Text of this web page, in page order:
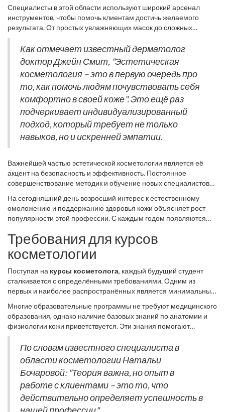
молодость. Эта сфера объединяет методики ухода за кожей,
омолаживающие процедуры и корректировку косметических
недостатков. В отличие от медицине традиционной,
безболезненных процедур с коротким периодом
восстановления.
Специалисты в этой области используют широкий арсенал
инструментов, чтобы помочь клиентам достичь желаемого
результата. От простых увлажняющих масок до сложных
лазерных процедур – возможности почти безграничны. Важно
понимать, что наряду с техническими приемами здесь играет
роль и художественное мастерство. Косметолог должен
чувствовать клиента, его особенности и даже психологические
аспекты. Не зря говорят, что истинный мастер не только делает
людей красивыми, но и дарит уверенность в себе.
Как отмечает известный дерматолог
доктор Джейн Смит, "Эстетическая
косметология – это в первую очередь про
то, как помочь людям почувствовать себя
комфортно в своей коже". Это ещё раз
подчеркивает индивидуализированный
подход, который требует не только
навыков, но и искренней эмпатии.
Важнейшей частью эстетической косметологии является её
акцент на безопасность и эффективность. Постоянное
совершенствование методик и обучение новых специалистов
курсы и мастер-классы позволяют косметологам быть в курсе
современных тенденций и технологий. Независимо от вашего
медицинского образования, уважение к таким стандартам
является ключевым фактором успеха в этой области. Здесь
всегда найдется место для роста и совершенствования, будь то
изучение более глубоких анатомических аспектов или новых
На сегодняшний день возросший интерес к естественному
омоложению и поддержанию здоровья кожи объясняет рост
популярности этой профессии. С каждым годом появляются
более безопасными и эффективными. Специалисты в своих
усилиях направлены на улучшение качества жизни, что истинно
ценится в современной эстетической культуре.
Требования для курсов
косметологии
Поступая на курсы косметолога, каждый будущий студент
сталкивается с определёнными требованиями. Одним из
первых и наиболее распространённых является минимальный
18 лет. Это связано с юридическими аспектами и уровнем
зрелости, который необходим для понимания сложных
процедур и ответственности.
Многие образовательные программы не требуют медицинского
образования, однако наличие базовых знаний по анатомии и
физиологии кожи приветствуется. Эти знания помогают
будущим косметологам понимать, как правильно оценивать
состояние кожи, какие процедуры могут быть предложены и как
избежать потенциальных рисков.
По словам известного специалиста в
области косметологии Натальи
Бочаровой: "Теория важна, но опыт в
работе с клиентами – это то, что
действительно определяет успешность в